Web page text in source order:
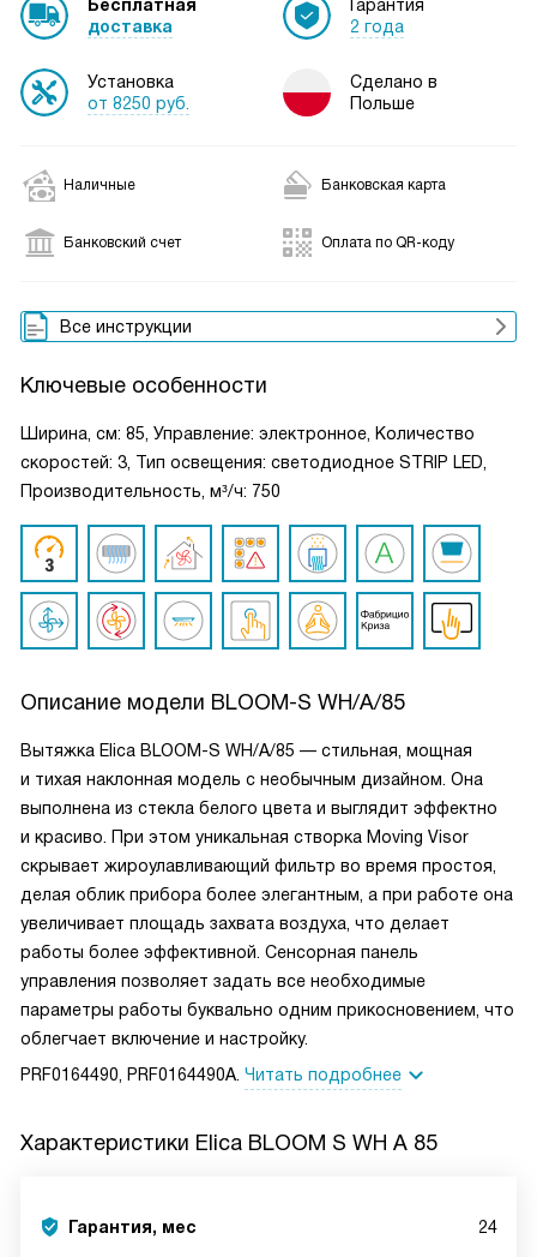
Бесплатная
доставка
Установка
от 8250 руб.
Гарантия
2 года
Сделано в
Польше
Наличные Банковская карта
Банковский счет Оплата по QR-коду
Все инструкции
Ключевые особенности
Ширина, см: 85, Управление: электронное, Количество
скоростей: 3, Тип освещения: светодиодное STRIP LED,
Производительность, м³/ч: 750
Описание модели BLOOM-S WH/A/85
Вытяжка Elica BLOOM-S WH/A/85 — стильная, мощная
и тихая наклонная модель с необычным дизайном. Она
выполнена из стекла белого цвета и выглядит эффектно
и красиво. При этом уникальная створка Moving Visor
скрывает жироулавливающий фильтр во время простоя,
делая облик прибора более элегантным, а при работе она
увеличивает площадь захвата воздуха, что делает
работы более эффективной. Сенсорная панель
управления позволяет задать все необходимые
параметры работы буквально одним прикосновением, что
облегчает включение и настройку.
PRF0164490, PRF0164490A. Читать подробнее
Характеристики Elica BLOOM S WH A 85
Гарантия, мес 24